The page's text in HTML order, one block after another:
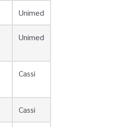
Unimed
Unimed
Cassi
Cassi